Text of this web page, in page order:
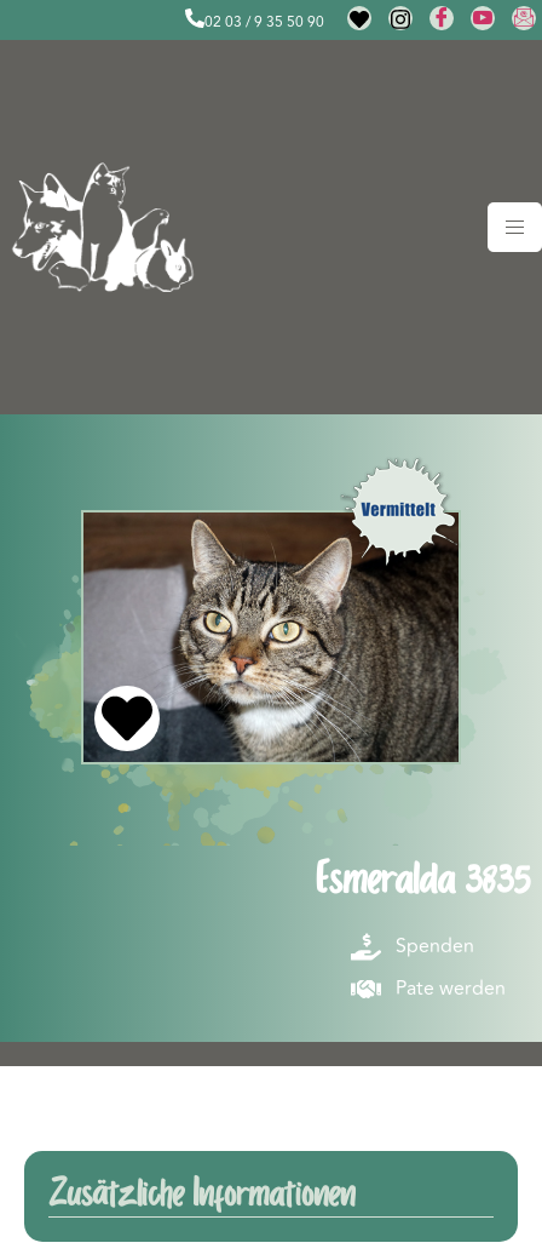
02 03 / 9 35 50 90
Esmeralda 3835
Spenden
Pate werden
Zusätzliche Informationen